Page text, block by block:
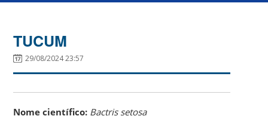
TUCUM
29/08/2024 23:57
Nome científico: Bactris setosa